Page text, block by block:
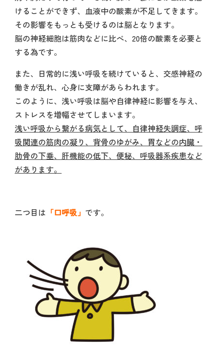
けることができず、血液中の酸素が不足してきます。
その影響をもっとも受けるのは脳となります。
脳の神経細胞は筋肉などに比べ、20倍の酸素を必要と
する為です。
また、日常的に浅い呼吸を続けていると、交感神経の
働きが乱れ、心身に支障があらわれます。
このように、浅い呼吸は脳や自律神経に影響を与え、
ストレスを増幅させてしまいます。
浅い呼吸から繋がる病気として、自律神経失調症、呼
吸関連の筋肉の凝り、背骨のゆがみ、胃などの内臓・
肋骨の下垂、肝機能の低下、便秘、呼吸器系疾患など
があります。
二つ目は 「口呼吸」 です。